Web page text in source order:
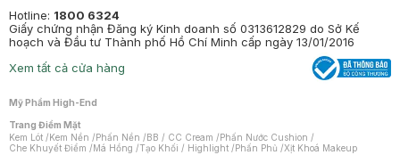
Hotline: 1800 6324
Giấy chứng nhận Đăng ký Kinh doanh số 0313612829 do Sở Kế
hoạch và Đầu tư Thành phố Hồ Chí Minh cấp ngày 13/01/2016
Xem tất cả cửa hàng
Mỹ Phẩm High-End
Trang Điểm Mặt
Kem Lót /Kem Nền /Phấn Nền /BB / CC Cream /Phấn Nước Cushion /
Che Khuyết Điểm /Má Hồng /Tạo Khối / Highlight /Phấn Phủ /Xịt Khoá Makeup